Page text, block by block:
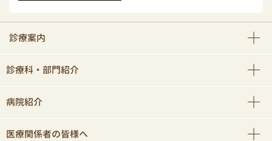
診療案内
診療科・部門紹介
病院紹介
医療関係者の皆様へ